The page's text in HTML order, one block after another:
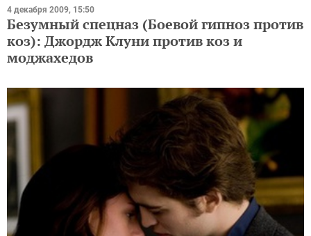
4 декабря 2009, 15:50
Безумный спецназ (Боевой гипноз против
коз): Джордж Клуни против коз и
моджахедов